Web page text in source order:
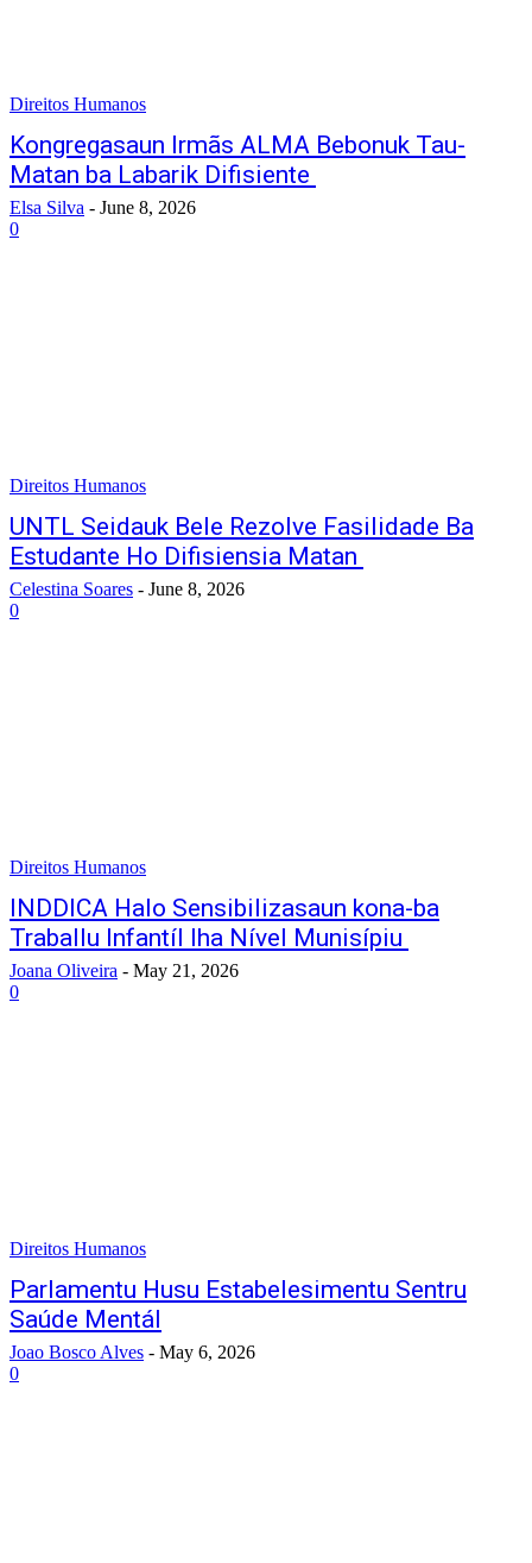
Direitos Humanos
Kongregasaun Irmãs ALMA Bebonuk Tau-
Matan ba Labarik Difisiente
Elsa Silva - June 8, 2026
0
Direitos Humanos
UNTL Seidauk Bele Rezolve Fasilidade Ba
Estudante Ho Difisiensia Matan
Celestina Soares - June 8, 2026
0
Direitos Humanos
INDDICA Halo Sensibilizasaun kona-ba
Traballu Infantíl Iha Nível Munisípiu
Joana Oliveira - May 21, 2026
0
Direitos Humanos
Parlamentu Husu Estabelesimentu Sentru
Saúde Mentál
Joao Bosco Alves - May 6, 2026
0